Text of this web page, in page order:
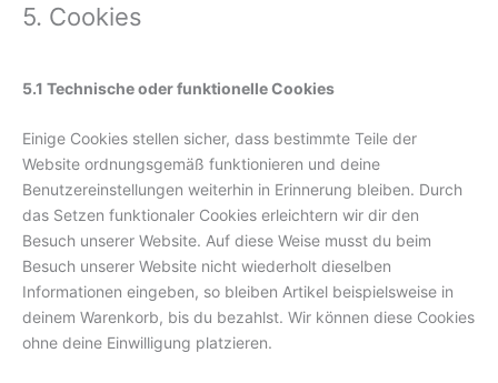
5. Cookies
5.1 Technische oder funktionelle Cookies
Einige Cookies stellen sicher, dass bestimmte Teile der
Website ordnungsgemäß funktionieren und deine
Benutzereinstellungen weiterhin in Erinnerung bleiben. Durch
das Setzen funktionaler Cookies erleichtern wir dir den
Besuch unserer Website. Auf diese Weise musst du beim
Besuch unserer Website nicht wiederholt dieselben
Informationen eingeben, so bleiben Artikel beispielsweise in
deinem Warenkorb, bis du bezahlst. Wir können diese Cookies
ohne deine Einwilligung platzieren.